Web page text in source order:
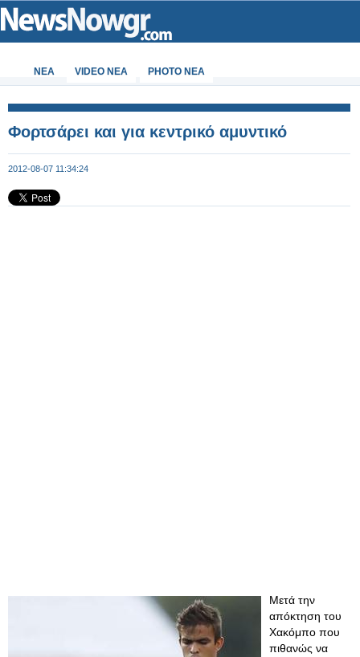
ΝΕΑ VIDEO NEA PHOTO NEA
Φορτσάρει και για κεντρικό αμυντικό
2012-08-07 11:34:24
Μετά την
απόκτηση του
Χακόμπο που
πιθανώς να